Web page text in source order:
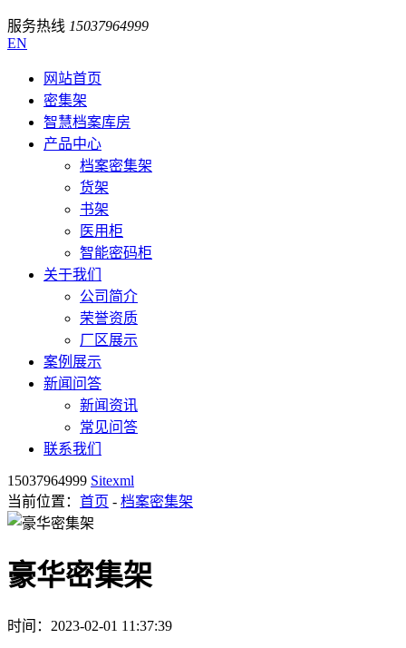
服务热线 15037964999
EN
网站首页
密集架
智慧档案库房
产品中心
档案密集架
货架
书架
医用柜
智能密码柜
关于我们
公司简介
荣誉资质
厂区展示
案例展示
新闻问答
新闻资讯
常见问答
联系我们
15037964999 Sitexml
当前位置： 首页 - 档案密集架
豪华密集架
时间：2023-02-01 11:37:39